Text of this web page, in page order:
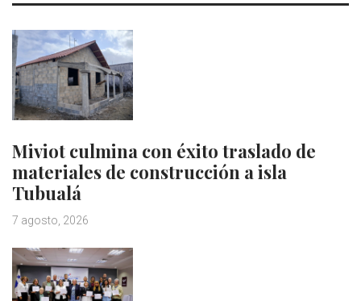
Miviot culmina con éxito traslado de
materiales de construcción a isla
Tubualá
7 agosto, 2026